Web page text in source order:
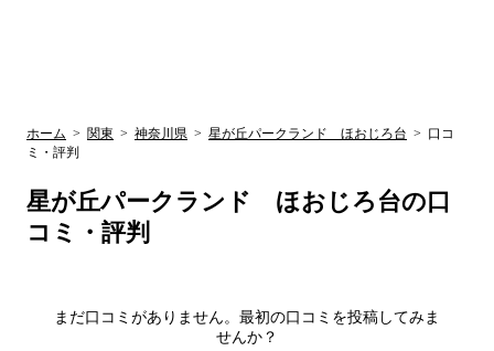
ホーム > 関東 > 神奈川県 > 星が丘パークランド ほおじろ台 > 口コ
ミ・評判
星が丘パークランド ほおじろ台の口
コミ・評判
まだ口コミがありません。最初の口コミを投稿してみま
せんか？